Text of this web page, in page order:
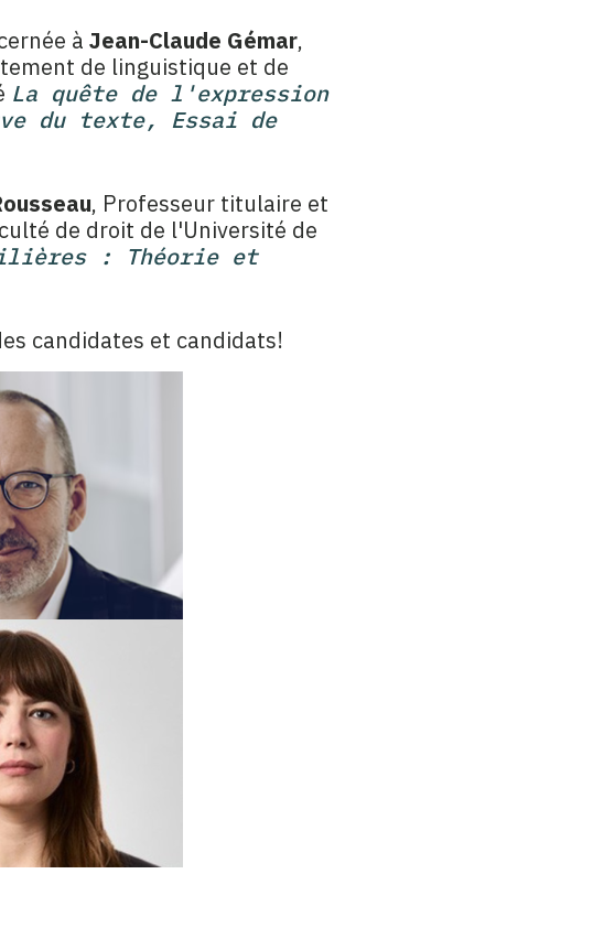
à Jean-Claude Gémar,
de linguistique et de
La quête de l'expression
du texte, Essai de
, Professeur titulaire et
de droit de l'Université de
: Théorie et
candidates et candidats!